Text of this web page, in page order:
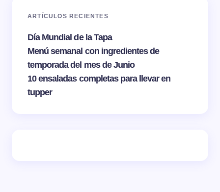
ARTÍCULOS RECIENTES
Día Mundial de la Tapa
Menú semanal con ingredientes de
temporada del mes de Junio
10 ensaladas completas para llevar en
tupper